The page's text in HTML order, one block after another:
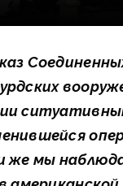
же мы